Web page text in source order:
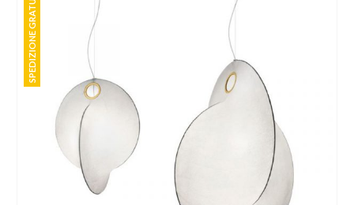
SPEDIZIONE GRATUITA
SPEDIZIONE GRATUITA